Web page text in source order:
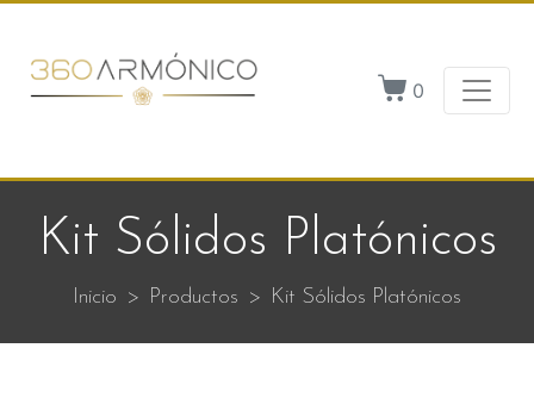
0
Kit Sólidos Platónicos
Inicio Productos Kit Sólidos Platónicos